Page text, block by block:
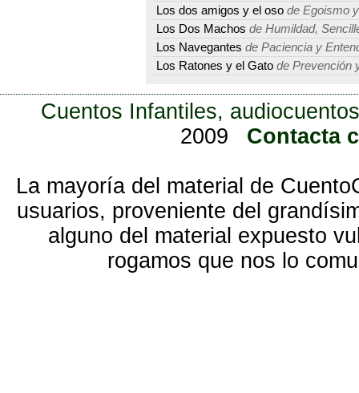
Los dos amigos y el oso de Egoismo
Los Dos Machos de Humildad,
Los Navegantes de Paciencia y
Los Ratones y el Gato de Prevención
Cuentos Infantiles,
2009
Contacta
La mayoría del material de
usuarios, proveniente del
alguno del material expuesto
rogamos que nos lo